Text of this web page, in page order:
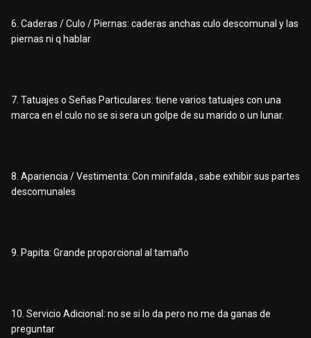
6. Caderas / Culo / Piernas: caderas anchas culo descomunal y las
piernas ni q hablar
7. Tatuajes o Señas Particulares: tiene varios tatuajes con una
marca en el culo no se si sera un golpe de su marido o un lunar.
8. Apariencia / Vestimenta: Con minifalda , sabe exhibir sus partes
descomunales
9. Papita: Grande proporcional al tamaño
10. Servicio Adicional: no se si lo da pero no me da ganas de
preguntar